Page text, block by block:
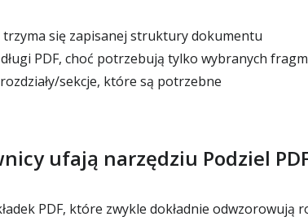
trzyma się zapisanej struktury dokumentu
PDF, choć potrzebują tylko wybranych
rozdziały/sekcje, które są potrzebne
ufają narzędziu Podziel
PDF, które zwykle dokładnie odwzorowują